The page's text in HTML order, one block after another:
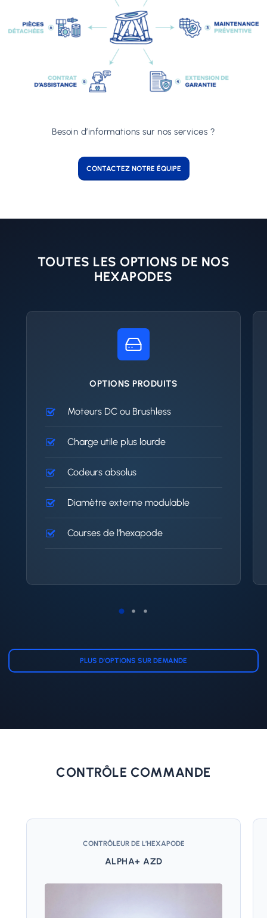
Besoin d’informations sur nos services ?
CONTACTEZ NOTRE ÉQUIPE
TOUTES LES OPTIONS DE NOS
HEXAPODES
OPTIONS PRODUITS
Moteurs DC ou Brushless
Charge utile plus lourde
Codeurs absolus
Diamètre externe modulable
Courses de l’hexapode
PLUS D'OPTIONS SUR DEMANDE
CONTRÔLE COMMANDE
CONTRÔLEUR DE L’HEXAPODE
ALPHA+ AZD